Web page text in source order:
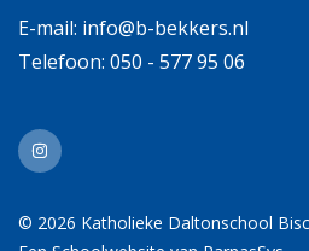
E-mail: info@b-bekkers.nl
Telefoon: 050 - 577 95 06
© 2026 Katholieke Daltonschool